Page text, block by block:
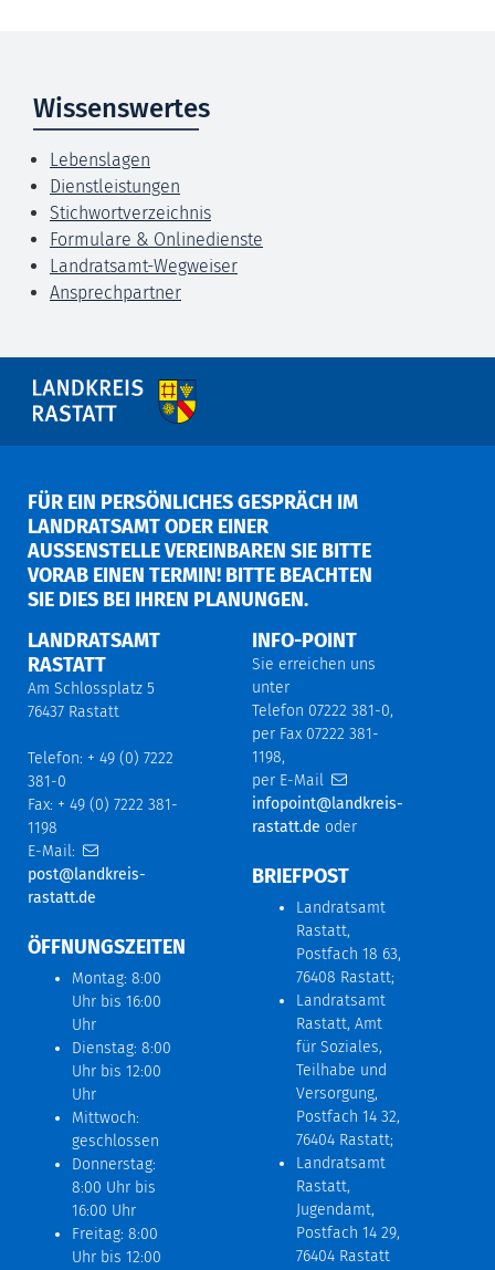
Wissenswertes
Lebenslagen
Dienstleistungen
Stichwortverzeichnis
Formulare & Onlinedienste
Landratsamt-Wegweiser
Ansprechpartner
FÜR EIN PERSÖNLICHES GESPRÄCH IM
LANDRATSAMT ODER EINER
AUSSENSTELLE VEREINBAREN SIE BITTE V
ORAB EINEN TERMIN! BITTE BEACHTEN S
IE DIES BEI IHREN PLANUNGEN.
LANDRATSAMT
RASTATT
Am Schlossplatz 5
76437 Rastatt
Telefon: + 49 (0) 7222
381-0
Fax: + 49 (0) 7222 381-
1198
E-Mail:
post@landkreis-
rastatt.de
ÖFFNUNGSZEITEN
Montag: 8:00
Uhr bis 16:00
Uhr
Dienstag: 8:00
Uhr bis 12:00
Uhr
Mittwoch:
geschlossen
Donnerstag:
8:00 Uhr bis
16:00 Uhr
Freitag: 8:00
Uhr bis 12:00
INFO-POINT
Sie erreichen uns
unter
Telefon 07222 381-0,
per Fax 07222 381-
1198,
per E-Mail
infopoint@landkreis-
rastatt.de oder
BRIEFPOST
Landratsamt
Rastatt,
Postfach 18 63,
76408 Rastatt;
Landratsamt
Rastatt, Amt
für Soziales,
Teilhabe und
Versorgung,
Postfach 14 32,
76404 Rastatt;
Landratsamt
Rastatt,
Jugendamt,
Postfach 14 29,
76404 Rastatt